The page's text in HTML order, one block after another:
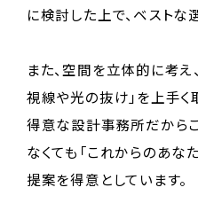
に検討した上で、ベストな
また、空間を立体的に考え
視線や光の抜け」を上手
得意な設計事務所だから
なくても「これからのあな
提案を得意としています。